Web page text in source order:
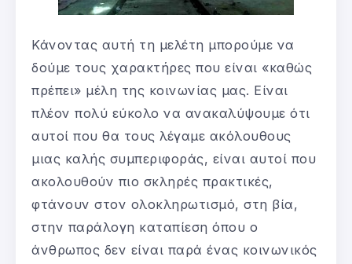
Κάνοντας αυτή τη μελέτη μπορούμε να
δούμε τους χαρακτήρες που είναι «καθώς
πρέπει» μέλη της κοινωνίας μας. Είναι
πλέον πολύ εύκολο να ανακαλύψουμε ότι
αυτοί που θα τους λέγαμε ακόλουθους
μιας καλής συμπεριφοράς, είναι αυτοί που
ακολουθούν πιο σκληρές πρακτικές,
φτάνουν στον ολοκληρωτισμό, στη βία,
στην παράλογη καταπίεση όπου ο
άνθρωπος δεν είναι παρά ένας κοινωνικός